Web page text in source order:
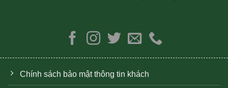
Chính sách bảo mật thông tin khách